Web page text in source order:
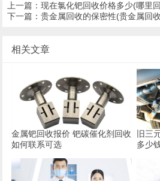
上一篇：现在氯化钯回收价格多少(哪里
下一篇：贵金属回收的保密性(贵金属回
相关文章
金属钯回收报价 钯碳催化剂回收
如何联系可选
旧三
多少